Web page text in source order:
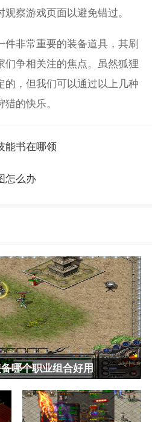
察游戏页面以避免错过。
非常重要的装备道具，其刷
们争相关注的焦点。虽然狐狸
的，但我们可以通过以上几种
的快乐。
能书在哪领
怎么办
哪个职业组合好用